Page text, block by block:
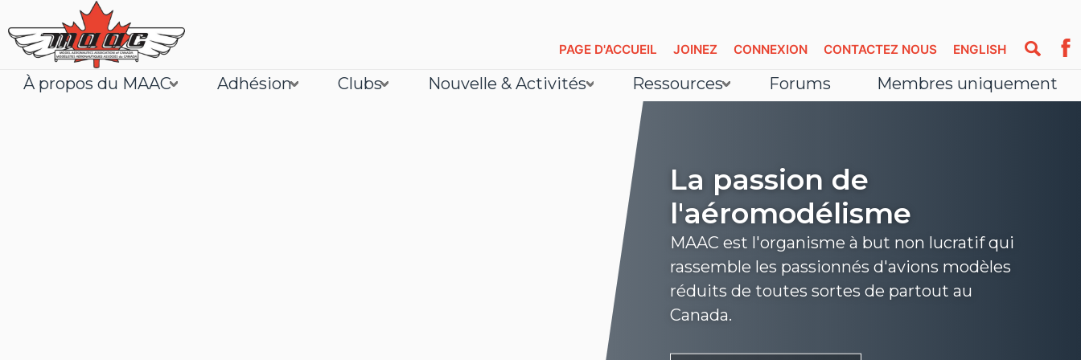
ENGLISH
CONTACTEZ NOUS
CONNEXION
JOINEZ
PAGE D'ACCUEIL
À propos du MAAC Adhésion Clubs Nouvelle & Activités Ressources Forums Membres uniquement
La passion de
l'aéromodélisme
MAAC est l'organisme à but non lucratif qui
rassemble les passionnés d'avions modèles
réduits de toutes sortes de partout au
Canada.